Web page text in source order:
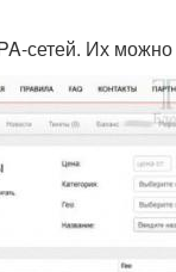
сетей. Их